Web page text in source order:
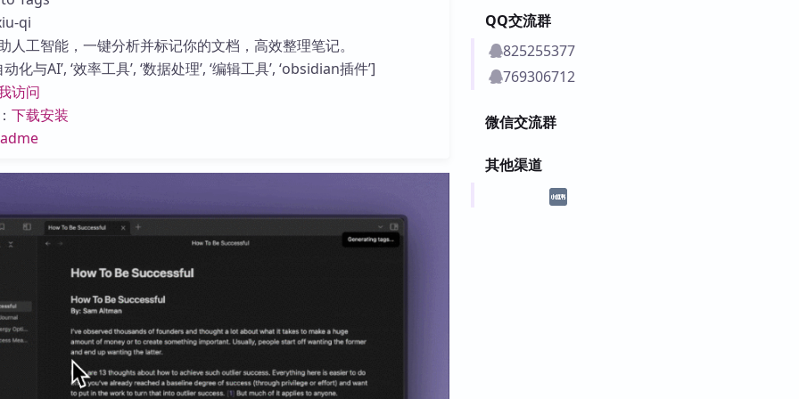
QQ交流群
825255377
769306712
微信交流群
其他渠道
qi
人工智能，一键分析并标记你的文档，高效整理笔记。
化与AI’, ‘效率工具’, ‘数据处理’, ‘编辑工具’, ‘obsidian插件’]
访问
下载安装